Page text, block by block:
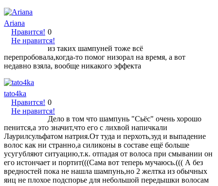
Ariana
Нравится!
Не нравится!
0
из таких шампуней тоже всё
перепробовала,когда-то помог низорал на время, а вот
недавно взяла, вообще никакого эффекта
tato4ka
Нравится!
Не нравится!
0
Дело в том что шампунь "Сьёс" очень хорошо
пенится,а это значит,что его с лихвой напичкали
Лаурилсульфатом натрия.От туда и перхоть,зуд и выпадение
волос как ни странно,а силиконы в составе ещё больше
усугубляют ситуацию,т.к. отпадая от волоса при смывании он
его истончает и портит(((Сама вот теперь мучаюсь.((( А без
вредностей пока не нашла шампунь,но 2 желтка из обычных
яиц не плохое подспорье для небольшой передышки волосам